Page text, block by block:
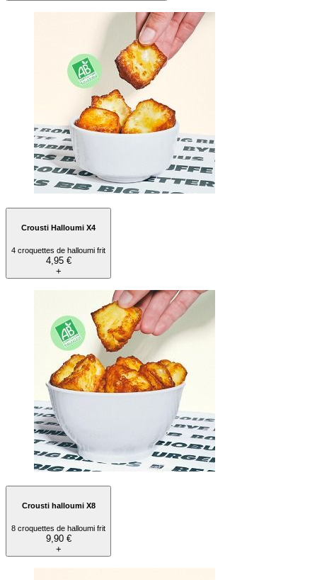
Crousti Halloumi X4
4 croquettes de halloumi frit
4,95 €
+
Crousti halloumi X8
8 croquettes de halloumi frit
9,90 €
+